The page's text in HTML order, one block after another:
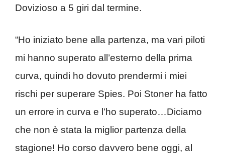
Dovizioso a 5 giri dal termine.
“Ho iniziato bene alla partenza, ma vari piloti
mi hanno superato all’esterno della prima
curva, quindi ho dovuto prendermi i miei
rischi per superare Spies. Poi Stoner ha fatto
un errore in curva e l’ho superato…Diciamo
che non è stata la miglior partenza della
stagione! Ho corso davvero bene oggi, al